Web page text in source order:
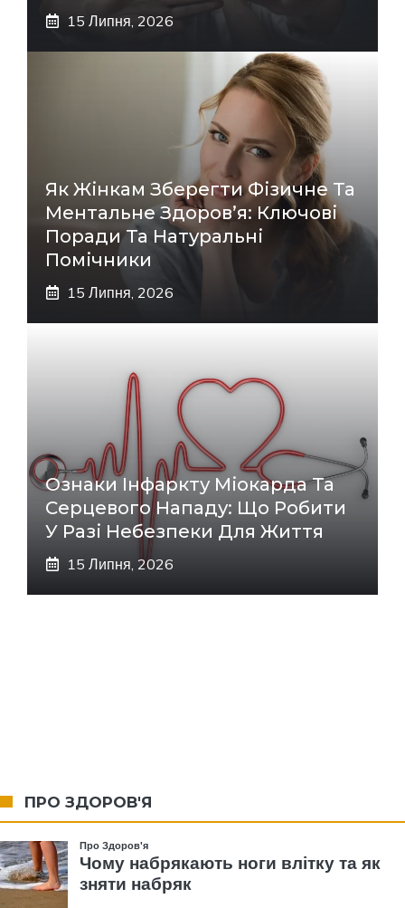
15 Липня, 2026
Як Жінкам Зберегти Фізичне Та
Ментальне Здоров’я: Ключові
Поради Та Натуральні
Помічники
15 Липня, 2026
Ознаки Інфаркту Міокарда Та
Серцевого Нападу: Що Робити
У Разі Небезпеки Для Життя
15 Липня, 2026
ПРО ЗДОРОВ'Я